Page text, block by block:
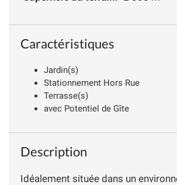
Caractéristiques
Jardin(s)
Stationnement Hors Rue
Terrasse(s)
avec Potentiel de Gîte
Description
Idéalement située dans un